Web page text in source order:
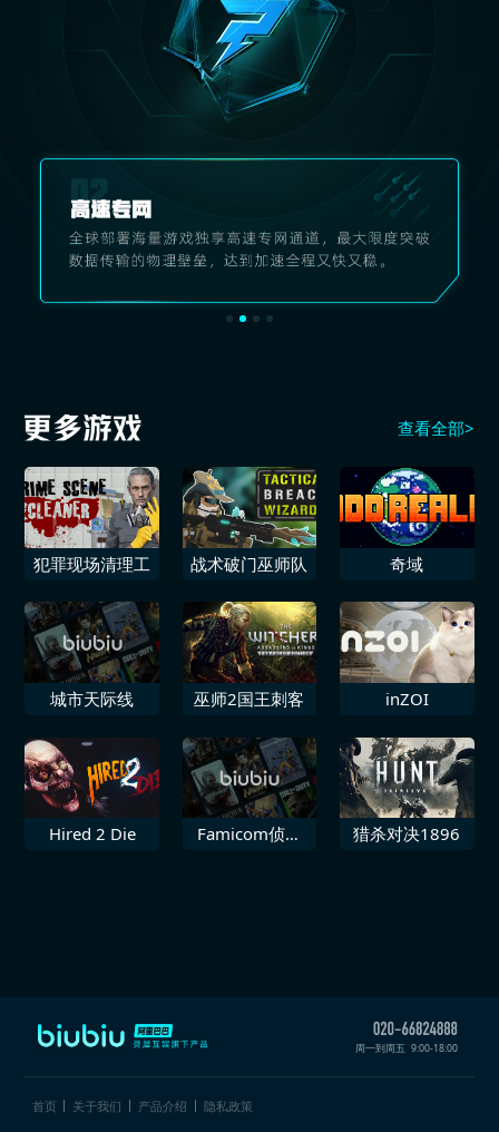
查看全部>
犯罪现场清理工 战术破门巫师队 奇域
城市天际线 巫师2国王刺客 inZOI
Hired 2 Die
Famicom侦探
猎杀对决1896
周一到周五 9:00-18:00
首页 关于我们 产品介绍 隐私政策